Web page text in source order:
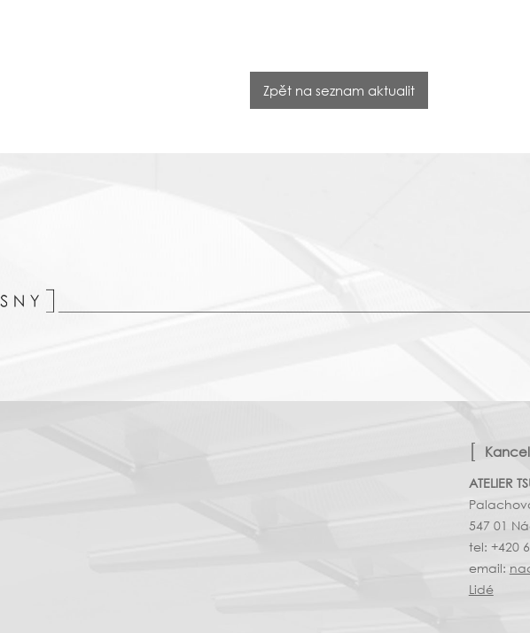
Zpět na seznam aktualit
ATELIER
547 01
tel: +420
email:
Lidé